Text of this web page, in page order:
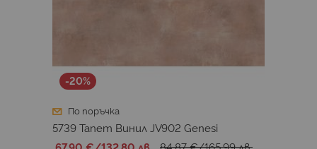
-20%
По поръчка
5739 Тапет Винил JV902 Genesi